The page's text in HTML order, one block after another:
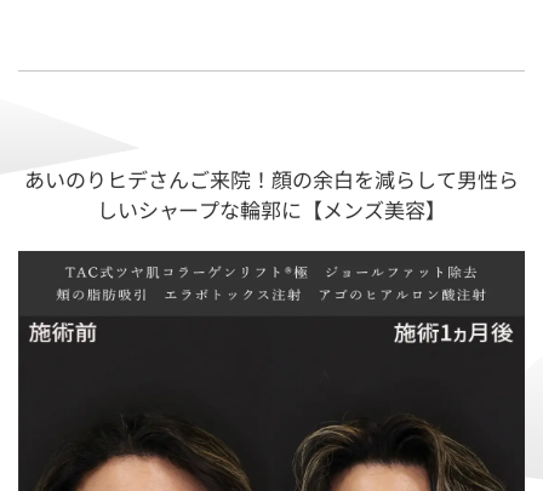
あいのりヒデさんご来院！顔の余白を減らして男性ら
しいシャープな輪郭に【メンズ美容】